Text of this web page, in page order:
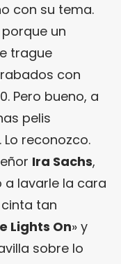
con su tema.
un
trague
con
Pero bueno, a
pelis
reconozco.
Ira Sachs,
a lavarle la cara
tan
Lights On» y
sobre lo